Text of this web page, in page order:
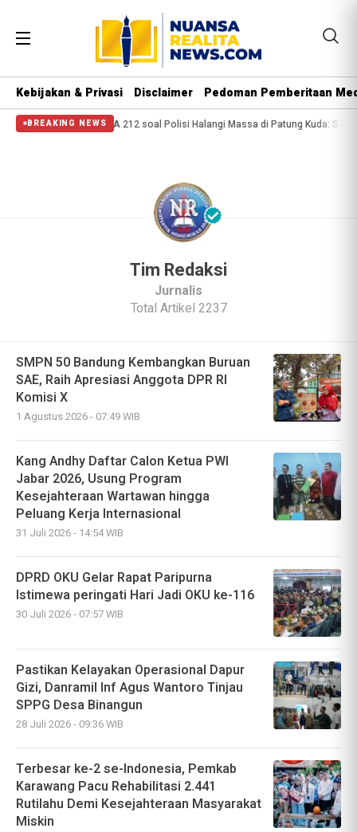
Kebijakan & Privasi Disclaimer Pedoman Pemberitaan
BREAKING NEWS
2 Orang Tewas PA 212 soal Polisi Halangi Massa di Patung Kuda:
Tim Redaksi
Jurnalis
Total Artikel 2237
SMPN 50 Bandung Kembangkan Buruan
SAE, Raih Apresiasi Anggota DPR RI
Komisi X
1 Agustus 2026 - 07:49 WIB
Kang Andhy Daftar Calon Ketua PWI
Jabar 2026, Usung Program
Kesejahteraan Wartawan hingga
Peluang Kerja Internasional
31 Juli 2026 - 14:54 WIB
DPRD OKU Gelar Rapat Paripurna
Istimewa peringati Hari Jadi OKU ke-116
30 Juli 2026 - 07:57 WIB
Pastikan Kelayakan Operasional Dapur
Gizi, Danramil Inf Agus Wantoro Tinjau
SPPG Desa Binangun
28 Juli 2026 - 09:36 WIB
Terbesar ke-2 se-Indonesia, Pemkab
Karawang Pacu Rehabilitasi 2.441
Rutilahu Demi Kesejahteraan Masyarakat
Miskin